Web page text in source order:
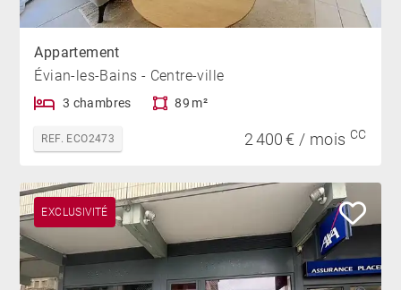
Appartement
Évian-les-Bains - Centre-ville
3 chambres 89 m²
REF. ECO2473 2 400 € / mois CC
EXCLUSIVITÉ